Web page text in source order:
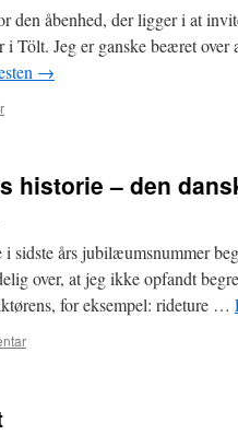
den åbenhed, der ligger i at
Tölt. Jeg er ganske beæret over
→
historie – den
sidste års jubilæumsnummer
over, at jeg ikke opfandt
for eksempel: rideture …